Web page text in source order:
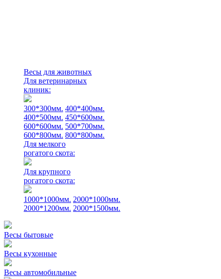
Весы для животных
Для ветеринарных
клиник:
300*300мм. 400*400мм.
400*500мм. 450*600мм.
600*600мм. 500*700мм.
600*800мм. 800*800мм.
Для мелкого
рогатого скота:
Для крупного
рогатого скота:
1000*1000мм. 2000*1000мм.
2000*1200мм. 2000*1500мм.
Весы бытовые
Весы кухонные
Весы автомобильные